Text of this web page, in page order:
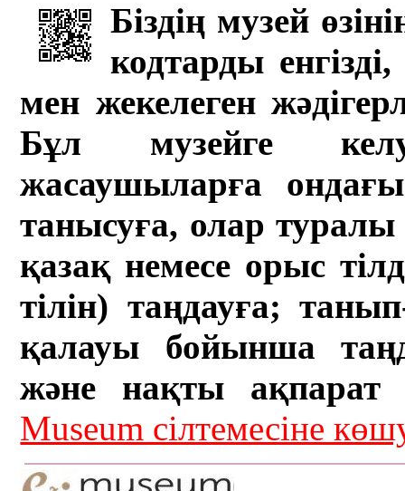
Біздің музей
кодтарды
мен жекелеген
Бұл музейге
жасаушыларға
танысуға, олар туралы
қазақ немесе орыс
тілін) таңдауға;
қалауы бойынша
және нақты ақпарат
Museum сілтемесіне